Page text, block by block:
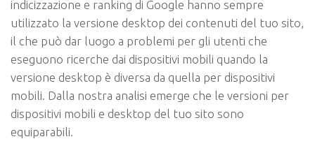
indicizzazione e ranking di Google hanno sempre
utilizzato la versione desktop dei contenuti del tuo sito,
il che può dar luogo a problemi per gli utenti che
eseguono ricerche dai dispositivi mobili quando la
versione desktop è diversa da quella per dispositivi
mobili. Dalla nostra analisi emerge che le versioni per
dispositivi mobili e desktop del tuo sito sono
equiparabili.